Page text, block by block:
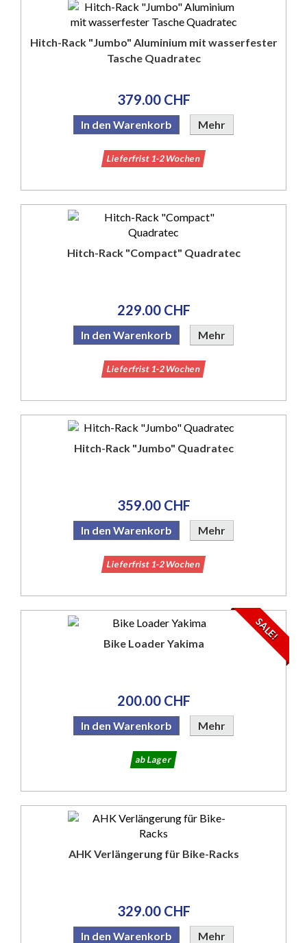
Hitch-Rack "Jumbo" Aluminium mit wasserfester
Tasche Quadratec
379.00 CHF
In den Warenkorb Mehr
Lieferfrist 1-2 Wochen
Hitch-Rack "Compact" Quadratec
229.00 CHF
In den Warenkorb Mehr
Lieferfrist 1-2 Wochen
Hitch-Rack "Jumbo" Quadratec
359.00 CHF
In den Warenkorb Mehr
Lieferfrist 1-2 Wochen
SALE!
Bike Loader Yakima
200.00 CHF
In den Warenkorb Mehr
ab Lager
AHK Verlängerung für Bike-Racks
329.00 CHF
In den Warenkorb Mehr